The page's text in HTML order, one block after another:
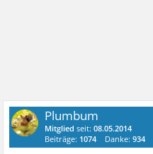
Plumbum
Mitglied seit:08.05.2014
Beiträge: 1074 Danke:934